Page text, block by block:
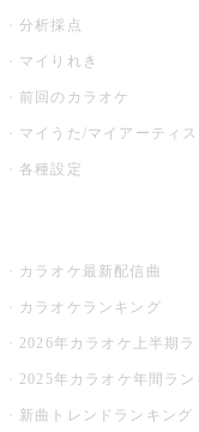
分析採点
マイりれき
前回のカラオケ
マイうた/マイアーティス
各種設定
カラオケ最新配信曲
カラオケランキング
2026年カラオケ上半期ラ
2025年カラオケ年間ラン
新曲トレンドランキング